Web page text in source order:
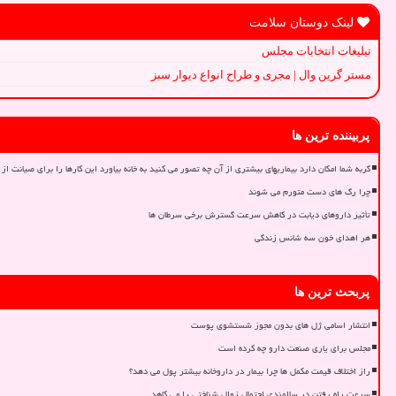
لینک دوستان سلامت
تبلیغات انتخابات مجلس
مستر گرین وال | مجری و طراح انواع دیوار سبز
پربیننده ترین ها
گربه شما امکان دارد بیماریهای بیشتری از آن چه تصور می کنید به خانه بیاورد این کارها را برای صیانت
چرا رگ های دست متورم می شوند
تأثیر داروهای دیابت در کاهش سرعت گسترش برخی سرطان ها
هر اهدای خون سه شانس زندگی
پربحث ترین ها
انتشار اسامی ژل های بدون مجوز شستشوی پوست
مجلس برای یاری صنعت دارو چه کرده است
راز اختلاف قیمت مکمل ها چرا بیمار در داروخانه بیشتر پول می دهد؟